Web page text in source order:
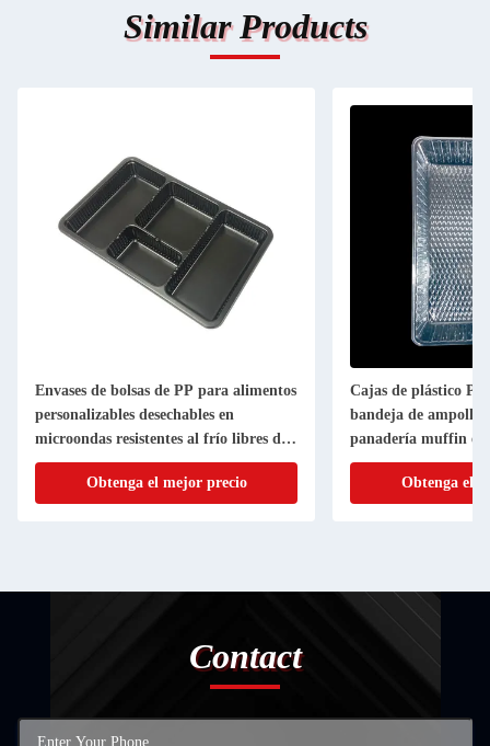
Similar Products
Envases de bolsas de PP para alimentos
personalizables desechables en
microondas resistentes al frío libres de
BPA
Obtenga el mejor precio
Cajas de plástico
bandeja de
panadería muffin
medida
Obtenga el
Contact